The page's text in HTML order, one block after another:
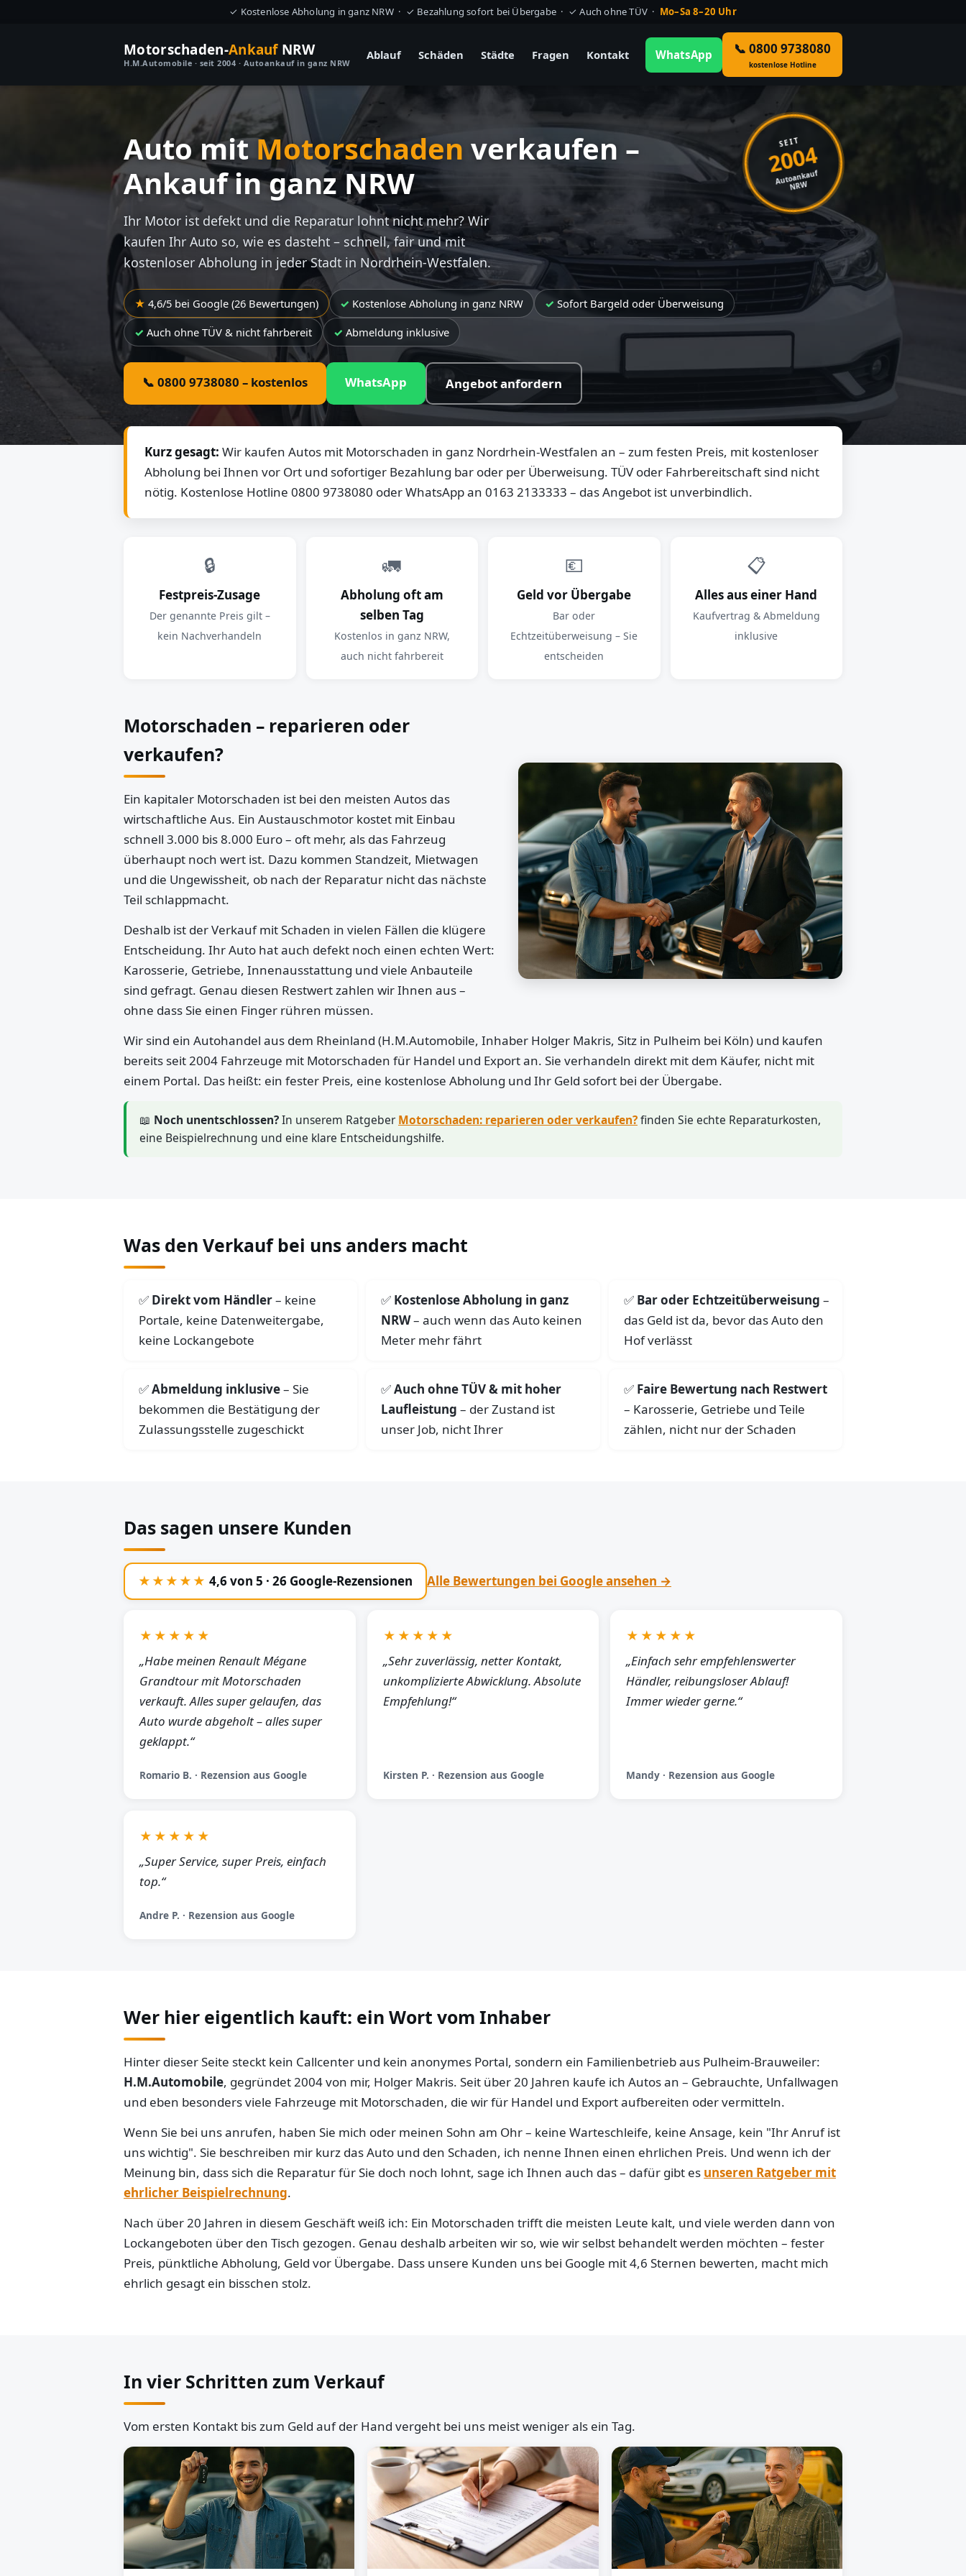
✓ Kostenlose Abholung in ganz NRW · ✓ Bezahlung sofort bei Übergabe · ✓ Auch ohne TÜV · Mo–Sa 8–20 Uhr
Motorschaden-AnkaufNRW
H.M.Automobile · seit 2004 · Autoankauf in ganz NRW
Ablauf Schäden Städte Fragen Kontakt WhatsApp 📞 0800 9738080
kostenlose Hotline
SEIT
2004
Autoankauf
NRW
Auto mitMotorschaden verkaufen –
Ankauf in ganz NRW
Ihr Motor ist defekt und die Reparatur lohnt nicht mehr? Wir
kaufen Ihr Auto so, wie es dasteht – schnell, fair und mit
kostenloser Abholung in jeder Stadt in Nordrhein-Westfalen.
4,6/5 bei Google (26 Bewertungen) Kostenlose Abholung in ganz NRW
Sofort Bargeld oder Überweisung
Auch ohne TÜV & nicht fahrbereit
Abmeldung inklusive
📞 0800 9738080 – kostenlos WhatsApp Angebot anfordern
Kurz gesagt: Wir kaufen Autos mit Motorschaden in ganz Nordrhein-Westfalen an – zum festen Preis, mit kostenloser
Abholung bei Ihnen vor Ort und sofortiger Bezahlung bar oder per Überweisung. TÜV oder Fahrbereitschaft sind nicht
nötig. Kostenlose Hotline 0800 9738080 oder WhatsApp an 0163 2133333 – das Angebot ist unverbindlich.
🔒
Festpreis-Zusage
Der genannte Preis gilt –
kein Nachverhandeln
🚛
Abholung oft am
selben Tag
Kostenlos in ganz NRW,
auch nicht fahrbereit
💶
Geld vor Übergabe
Bar oder
Echtzeitüberweisung – Sie
entscheiden
📋
Alles aus einer Hand
Kaufvertrag & Abmeldung
inklusive
Motorschaden – reparieren oder
verkaufen?
Ein kapitaler Motorschaden ist bei den meisten Autos das
wirtschaftliche Aus. Ein Austauschmotor kostet mit Einbau
schnell 3.000 bis 8.000 Euro – oft mehr, als das Fahrzeug
überhaupt noch wert ist. Dazu kommen Standzeit, Mietwagen
und die Ungewissheit, ob nach der Reparatur nicht das nächste
Teil schlappmacht.
Deshalb ist der Verkauf mit Schaden in vielen Fällen die klügere
Entscheidung. Ihr Auto hat auch defekt noch einen echten Wert:
Karosserie, Getriebe, Innenausstattung und viele Anbauteile
sind gefragt. Genau diesen Restwert zahlen wir Ihnen aus –
ohne dass Sie einen Finger rühren müssen.
Wir sind ein Autohandel aus dem Rheinland (H.M.Automobile, Inhaber Holger Makris, Sitz in Pulheim bei Köln) und kaufen
bereits seit 2004 Fahrzeuge mit Motorschaden für Handel und Export an. Sie verhandeln direkt mit dem Käufer, nicht mit
einem Portal. Das heißt: ein fester Preis, eine kostenlose Abholung und Ihr Geld sofort bei der Übergabe.
📖 Noch unentschlossen?In unserem Ratgeber Motorschaden: reparieren oder verkaufen?finden Sie echte Reparaturkosten,
eine Beispielrechnung und eine klare Entscheidungshilfe.
Was den Verkauf bei uns anders macht
Direkt vom Händler– keine
Portale, keine Datenweitergabe,
keine Lockangebote
Kostenlose Abholung in ganz
NRW– auch wenn das Auto keinen
Meter mehr fährt
Bar oder Echtzeitüberweisung –
das Geld ist da, bevor das Auto den
Hof verlässt
Abmeldung inklusive– Sie
bekommen die Bestätigung der
Zulassungsstelle zugeschickt
Auch ohne TÜV & mit hoher
Laufleistung – der Zustand ist
unser Job, nicht Ihrer
Faire Bewertung nach Restwert
– Karosserie, Getriebe und Teile
zählen, nicht nur der Schaden
Das sagen unsere Kunden
★★★★★ 4,6 von 5 · 26 Google-Rezensionen Alle Bewertungen bei Google ansehen →
★★★★★
„Habe meinen Renault Mégane
Grandtour mit Motorschaden
verkauft. Alles super gelaufen, das
Auto wurde abgeholt – alles super
geklappt.“
Romario B. · Rezension aus Google
★★★★★
„Sehr zuverlässig, netter Kontakt,
unkomplizierte Abwicklung. Absolute
Empfehlung!“
Kirsten P. · Rezension aus Google
★★★★★
„Einfach sehr empfehlenswerter
Händler, reibungsloser Ablauf!
Immer wieder gerne.“
Mandy · Rezension aus Google
★★★★★
„Super Service, super Preis, einfach
top.“
Andre P. · Rezension aus Google
Wer hier eigentlich kauft: ein Wort vom Inhaber
Hinter dieser Seite steckt kein Callcenter und kein anonymes Portal, sondern ein Familienbetrieb aus Pulheim-Brauweiler:
H.M.Automobile, gegründet 2004 von mir, Holger Makris. Seit über 20 Jahren kaufe ich Autos an – Gebrauchte, Unfallwagen
und eben besonders viele Fahrzeuge mit Motorschaden, die wir für Handel und Export aufbereiten oder vermitteln.
Wenn Sie bei uns anrufen, haben Sie mich oder meinen Sohn am Ohr – keine Warteschleife, keine Ansage, kein "Ihr Anruf ist
uns wichtig". Sie beschreiben mir kurz das Auto und den Schaden, ich nenne Ihnen einen ehrlichen Preis. Und wenn ich der
Meinung bin, dass sich die Reparatur für Sie doch noch lohnt, sage ich Ihnen auch das – dafür gibt es unseren Ratgeber mit
ehrlicher Beispielrechnung.
Nach über 20 Jahren in diesem Geschäft weiß ich: Ein Motorschaden trifft die meisten Leute kalt, und viele werden dann von
Lockangeboten über den Tisch gezogen. Genau deshalb arbeiten wir so, wie wir selbst behandelt werden möchten – fester
Preis, pünktliche Abholung, Geld vor Übergabe. Dass unsere Kunden uns bei Google mit 4,6 Sternen bewerten, macht mich
ehrlich gesagt ein bisschen stolz.
In vier Schritten zum Verkauf
Vom ersten Kontakt bis zum Geld auf der Hand vergeht bei uns meist weniger als ein Tag.